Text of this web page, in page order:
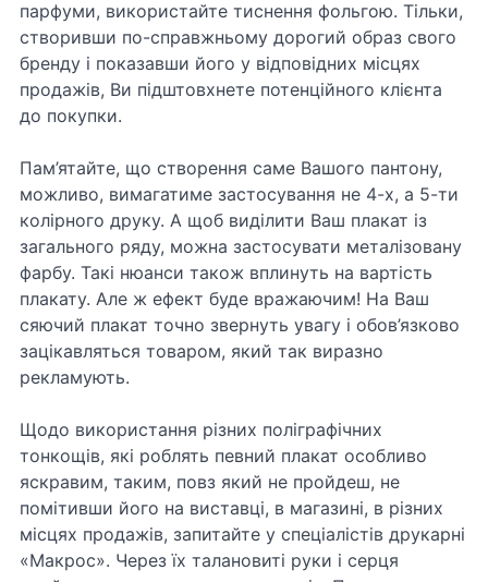
парфуми, використайте тиснення фольгою. Тільки,
створивши по-справжньому дорогий образ свого
бренду і показавши його у відповідних місцях
продажів, Ви підштовхнете потенційного клієнта
до покупки.
Пам’ятайте, що створення саме Вашого пантону,
можливо, вимагатиме застосування не 4-х, а 5-ти
колірного друку. А щоб виділити Ваш плакат із
загального ряду, можна застосувати металізовану
фарбу. Такі нюанси також вплинуть на вартість
плакату. Але ж ефект буде вражаючим! На Ваш
сяючий плакат точно звернуть увагу і обов’язково
зацікавляться товаром, який так виразно
рекламують.
Щодо використання різних поліграфічних
тонкощів, які роблять певний плакат особливо
яскравим, таким, повз який не пройдеш, не
помітивши його на виставці, в магазині, в різних
місцях продажів, запитайте у спеціалістів друкарні
«Макрос». Через їх талановиті руки і серця